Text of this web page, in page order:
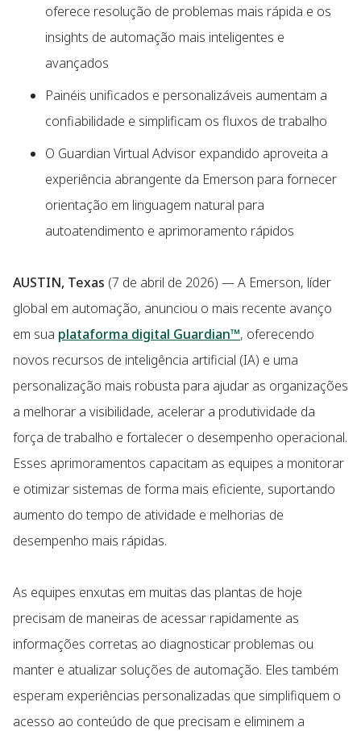
oferece resolução de problemas mais rápida e os
insights de automação mais inteligentes e
avançados
Painéis unificados e personalizáveis aumentam a
confiabilidade e simplificam os fluxos de trabalho
O Guardian Virtual Advisor expandido aproveita a
experiência abrangente da Emerson para fornecer
orientação em linguagem natural para
autoatendimento e aprimoramento rápidos
AUSTIN, Texas (7 de abril de 2026) — A Emerson, líder
global em automação, anunciou o mais recente avanço
em sua plataforma digital Guardian™, oferecendo
novos recursos de inteligência artificial (IA) e uma
personalização mais robusta para ajudar as organizações
a melhorar a visibilidade, acelerar a produtividade da
força de trabalho e fortalecer o desempenho operacional.
Esses aprimoramentos capacitam as equipes a monitorar
e otimizar sistemas de forma mais eficiente, suportando
aumento do tempo de atividade e melhorias de
desempenho mais rápidas.
As equipes enxutas em muitas das plantas de hoje
precisam de maneiras de acessar rapidamente as
informações corretas ao diagnosticar problemas ou
manter e atualizar soluções de automação. Eles também
esperam experiências personalizadas que simplifiquem o
acesso ao conteúdo de que precisam e eliminem a